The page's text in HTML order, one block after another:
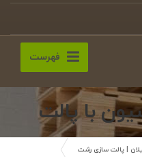
فهرست
با پالت
| پالت سازی رشت